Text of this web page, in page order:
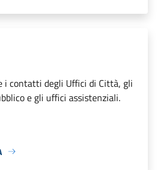
i contatti degli Uffici di Città, gli
e gli uffici assistenziali.